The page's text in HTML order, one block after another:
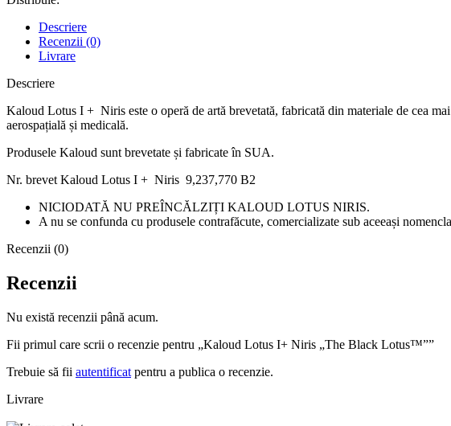
Descriere
Recenzii (0)
Livrare
Descriere
Kaloud Lotus I + Niris este o operă de artă brevetată, fabricată din materiale de cea
aerospațială și medicală.
Produsele Kaloud sunt brevetate și fabricate în SUA.
Nr. brevet Kaloud Lotus I + Niris 9,237,770 B2
NICIODATĂ NU PREÎNCĂLZIȚI KALOUD LOTUS NIRIS.
A nu se confunda cu produsele contrafăcute, comercializate sub aceeași
Recenzii (0)
Recenzii
Nu există recenzii până acum.
Fii primul care scrii o recenzie pentru „Kaloud Lotus I+ Niris „The Black Lotus™””
Trebuie să fii autentificat pentru a publica o recenzie.
Livrare